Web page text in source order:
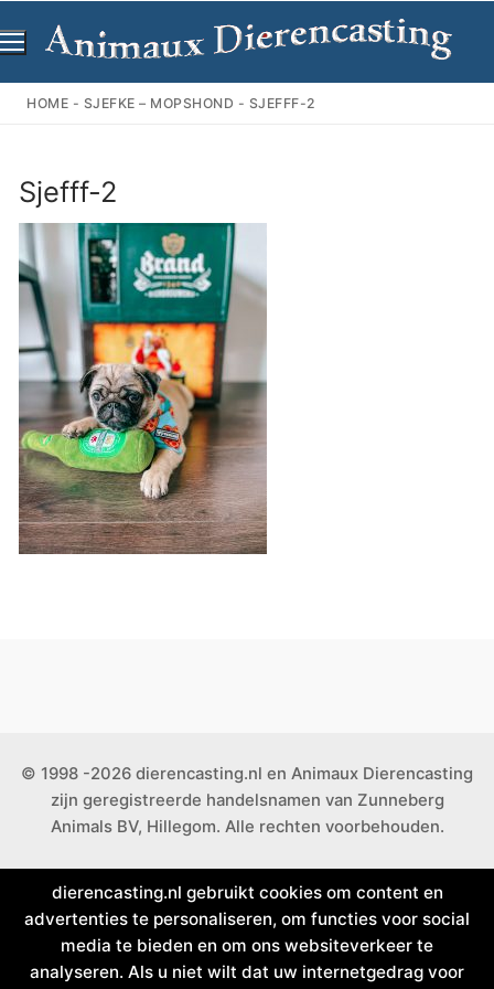
naar
inhoud
HOME - SJEFKE – MOPSHOND - SJEFFF-2
Sjefff-2
© 1998 -2026 dierencasting.nl en Animaux Dierencasting
zijn geregistreerde handelsnamen van Zunneberg
Animals BV, Hillegom. Alle rechten voorbehouden.
dierencasting.nl gebruikt cookies om content en
advertenties te personaliseren, om functies voor social
media te bieden en om ons websiteverkeer te
analyseren. Als u niet wilt dat uw internetgedrag voor